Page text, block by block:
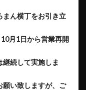
まん横丁をお引き立
10月1日から営業再開
続して実施しま
願い致しますが、ご